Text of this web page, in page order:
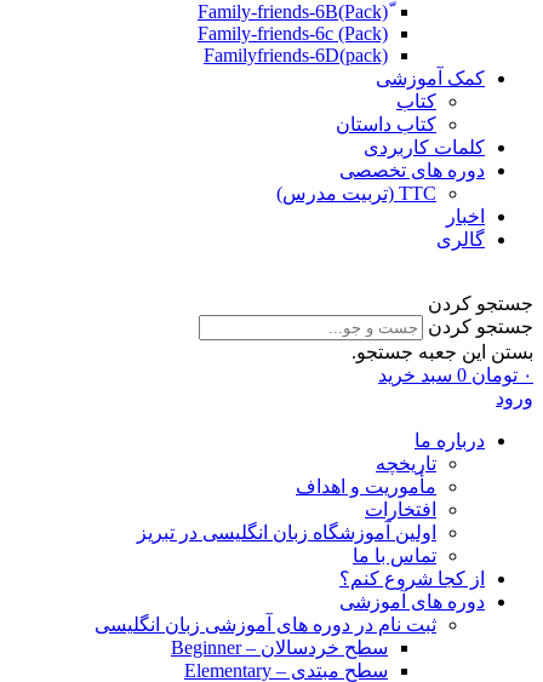
Family-friends-6c (Pack)
Familyfriends-6D(pack)
کمک آموزشی
کتاب
کتاب داستان
کلمات کاربردی
دوره های تخصصی
TTC (تربیت مدرس)
اخبار
گالری
جستجو کردن
جستجو کردن
بستن این جعبه جستجو.
۰ تومان 0 سبد خرید
ورود
درباره ما
تاریخچه
مأموریت و اهداف
افتخارات
اولین آموزشگاه زبان انگلیسی در تبریز
تماس با ما
از کجا شروع کنم؟
دوره های آموزشی
ثبت نام در دوره های آموزشی زبان انگلیسی
سطح خردسالان – Beginner
سطح مبتدی – Elementary